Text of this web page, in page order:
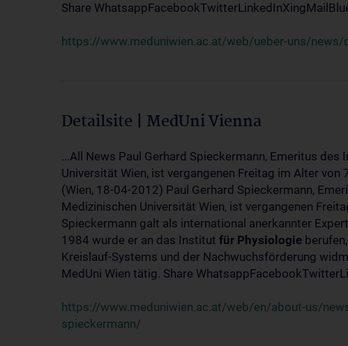
Share
https://www.meduniwien.ac.at/web/ueber-uns/
Detailsite | MedUni Vienna
...All News Paul Gerhard Spieckermann, Emeritus des
Universität Wien, ist vergangenen Freitag im Alter von
(Wien, 18-04-2012) Paul Gerhard Spieckermann,
Medizinischen Universität Wien, ist vergangenen
Spieckermann galt als international anerkannter
1984 wurde er an das Institut für Physiologie
Kreislauf-Systems und der Nachwuchsförderung
MedUni Wien tätig. Share
https://www.meduniwien.ac.at/web/en/about-us/
spieckermann/